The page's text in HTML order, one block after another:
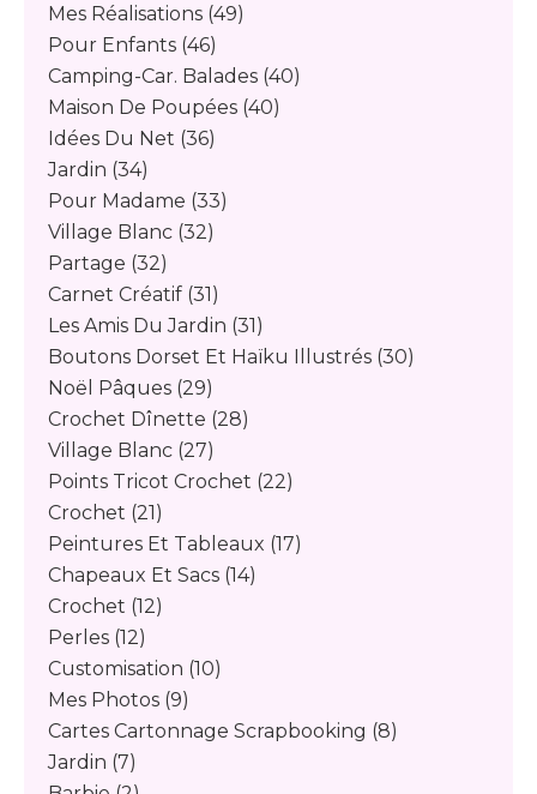
Mes Réalisations (49)
Pour Enfants (46)
Camping-Car. Balades (40)
Maison De Poupées (40)
Idées Du Net (36)
Jardin (34)
Pour Madame (33)
Village Blanc (32)
Partage (32)
Carnet Créatif (31)
Les Amis Du Jardin (31)
Boutons Dorset Et Haïku Illustrés (30)
Noël Pâques (29)
Crochet Dînette (28)
Village Blanc (27)
Points Tricot Crochet (22)
Crochet (21)
Peintures Et Tableaux (17)
Chapeaux Et Sacs (14)
Crochet (12)
Perles (12)
Customisation (10)
Mes Photos (9)
Cartes Cartonnage Scrapbooking (8)
Jardin (7)